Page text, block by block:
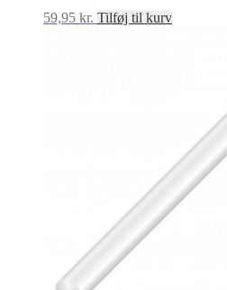
59,95 kr. Tilføj til kurv